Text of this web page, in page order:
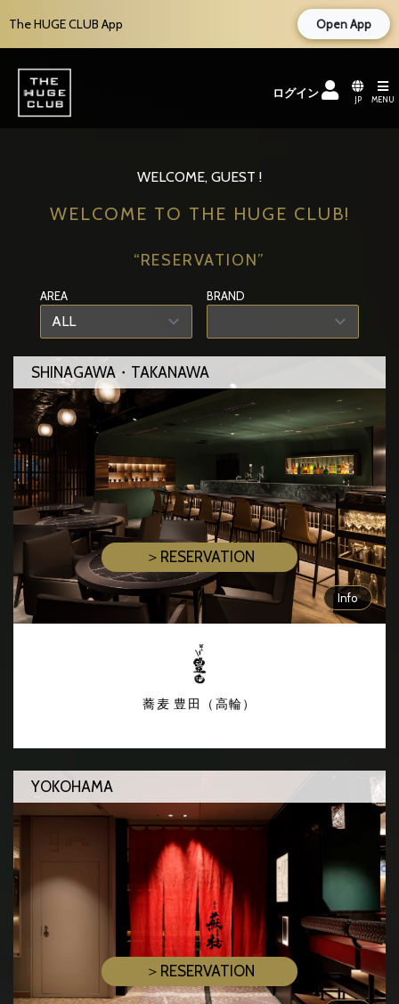
The HUGE CLUB App Open App
ログイン JP MENU
WELCOME, GUEST !
WELCOME TO THE HUGE CLUB!
“RESERVATION”
AREA BRAND
SHINAGAWA・TAKANAWA
＞RESERVATION
Info
蕎麦 豊田（高輪）
YOKOHAMA
＞RESERVATION